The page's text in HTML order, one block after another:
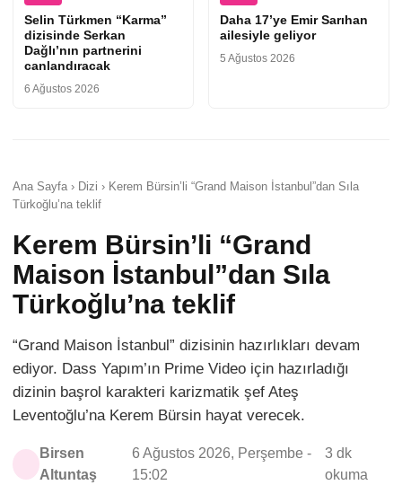
Selin Türkmen “Karma”
dizisinde Serkan
Dağlı’nın partnerini
canlandıracak
6 Ağustos 2026
Daha 17’ye Emir Sarıhan
ailesiyle geliyor
5 Ağustos 2026
Ana Sayfa › Dizi › Kerem Bürsin’li “Grand Maison İstanbul”dan Sıla
Türkoğlu’na teklif
Kerem Bürsin’li “Grand
Maison İstanbul”dan Sıla
Türkoğlu’na teklif
“Grand Maison İstanbul” dizisinin hazırlıkları devam
ediyor. Dass Yapım’ın Prime Video için hazırladığı
dizinin başrol karakteri karizmatik şef Ateş
Leventoğlu’na Kerem Bürsin hayat verecek.
Birsen
Altuntaş
6 Ağustos 2026, Perşembe -
15:02
3 dk
okuma